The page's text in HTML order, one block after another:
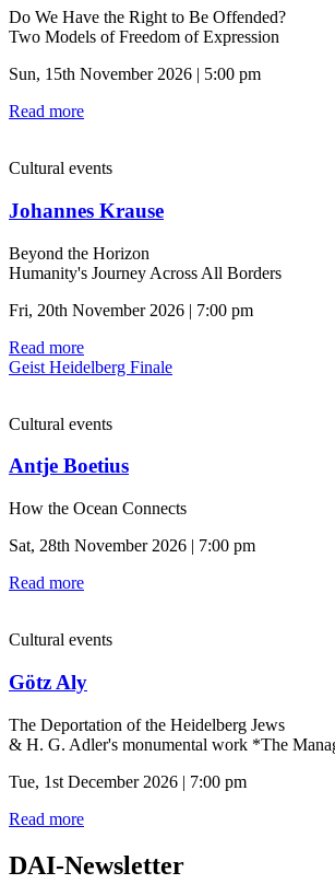
Do We Have the Right to Be Offended?
Two Models of Freedom of Expression
Sun, 15th November 2026 | 5:00 pm
Read more
Cultural events
Johannes Krause
Beyond the Horizon
Humanity's Journey Across All Borders
Fri, 20th November 2026 | 7:00 pm
Read more
Geist Heidelberg Finale
Cultural events
Antje Boetius
How the Ocean Connects
Sat, 28th November 2026 | 7:00 pm
Read more
Cultural events
Götz Aly
The Deportation of the Heidelberg Jews
& H. G. Adler's monumental work *The
Tue, 1st December 2026 | 7:00 pm
Read more
DAI-Newsletter